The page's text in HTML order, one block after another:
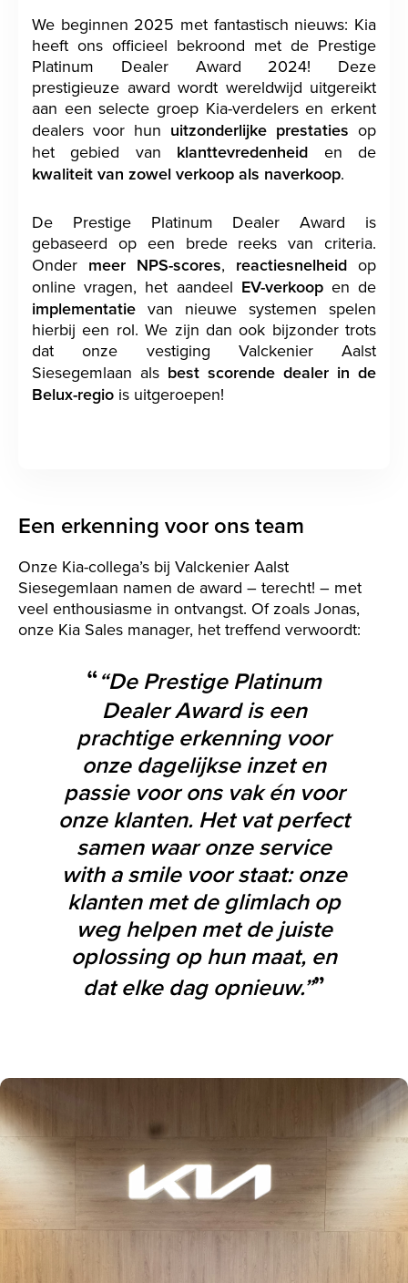
We beginnen 2025 met fantastisch nieuws: Kia
heeft ons officieel bekroond met de Prestige
Platinum Dealer Award 2024! Deze
prestigieuze award wordt wereldwijd uitgereikt
aan een selecte groep Kia-verdelers en erkent
dealers voor hun uitzonderlijke prestaties op
het gebied van klanttevredenheid en de
kwaliteit van zowel verkoop als naverkoop.
De Prestige Platinum Dealer Award is
gebaseerd op een brede reeks van criteria.
Onder meer NPS-scores, reactiesnelheid op
online vragen, het aandeel EV-verkoopen de
implementatie van nieuwe systemen spelen
hierbij een rol. We zijn dan ook bijzonder trots
dat onze vestiging Valckenier Aalst
Siesegemlaan als best scorende dealer in de
Belux-regio is uitgeroepen!
Een erkenning voor ons team
Onze Kia-collega’s bij Valckenier Aalst
Siesegemlaan namen de award – terecht! – met
veel enthousiasme in ontvangst. Of zoals Jonas,
onze Kia Sales manager, het treffend verwoordt:
“De Prestige Platinum
Dealer Award is een
prachtige erkenning voor
onze dagelijkse inzet en
passie voor ons vak én voor
onze klanten. Het vat perfect
samen waar onze service
with a smile voor staat: onze
klanten met de glimlach op
weg helpen met de juiste
oplossing op hun maat, en
dat elke dag opnieuw.”